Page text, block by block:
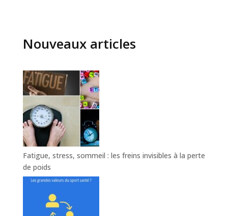
Nouveaux articles
Fatigue, stress, sommeil : les freins invisibles à la perte
de poids